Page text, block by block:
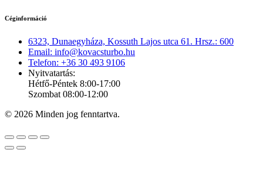
Céginformáció
6323, Dunaegyháza, Kossuth Lajos utca 61. Hrsz.: 600
Email: info@kovacsturbo.hu
Telefon: +36 30 493 9106
Nyitvatartás:
Hétfő-Péntek 8:00-17:00
Szombat 08:00-12:00
© 2026 Minden jog fenntartva.